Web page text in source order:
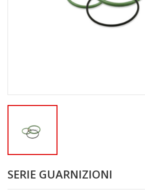
SERIE GUARNIZIONI